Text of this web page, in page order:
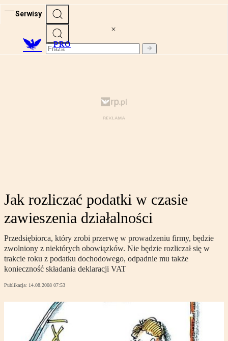
Serwisy
PRO
Jak rozliczać podatki w czasie
zawieszenia działalności
Przedsiębiorca, który zrobi przerwę w prowadzeniu firmy, będzie
zwolniony z niektórych obowiązków. Nie będzie rozliczał się w
trakcie roku z podatku dochodowego, odpadnie mu także
konieczność składania deklaracji VAT
Publikacja: 14.08.2008 07:53